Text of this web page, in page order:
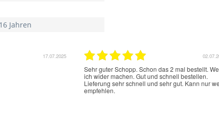
Jahren
17.07.2025
Sehr guter Schopp. Schon das 2 mal bestellt.
ich wider machen. Gut und schnell bestellen.
Lieferung sehr schnell und sehr gut. Kann nur
empfehlen.